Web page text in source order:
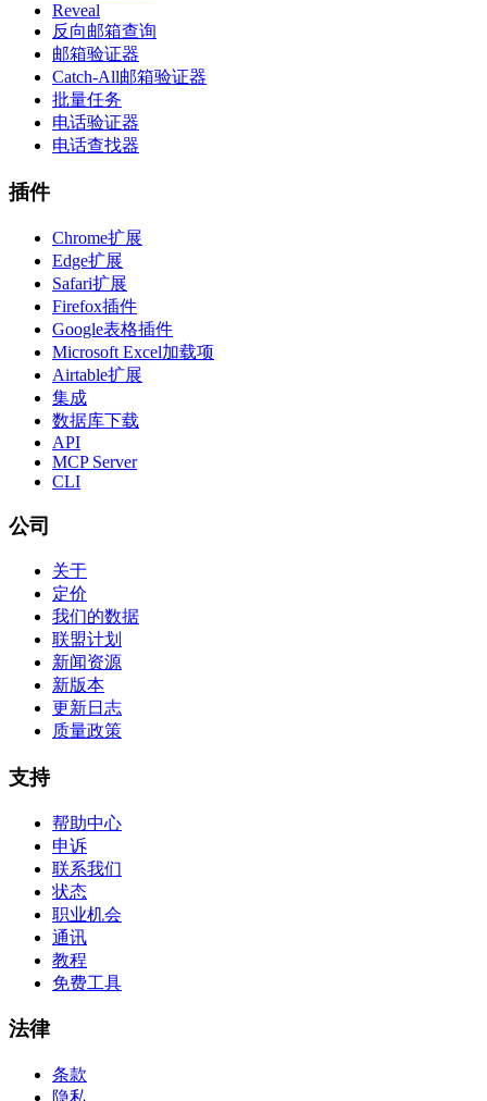
Reveal
反向邮箱查询
邮箱验证器
Catch-All邮箱验证器
批量任务
电话验证器
电话查找器
插件
Chrome扩展
Edge扩展
Safari扩展
Firefox插件
Google表格插件
Microsoft Excel加载项
Airtable扩展
集成
数据库下载
API
MCP Server
CLI
公司
关于
定价
我们的数据
联盟计划
新闻资源
新版本
更新日志
质量政策
支持
帮助中心
申诉
联系我们
状态
职业机会
通讯
教程
免费工具
法律
条款